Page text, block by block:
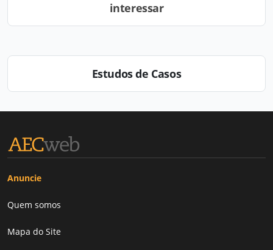
interessar
Estudos de Casos
Anuncie
Quem somos
Mapa do Site